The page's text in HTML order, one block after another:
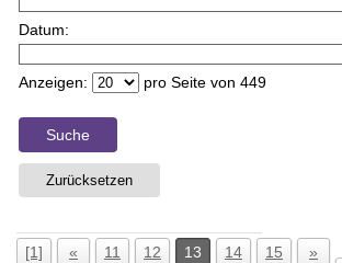
Datum:
Anzeigen: pro Seite von 449
Suche
Zurücksetzen
[1] « 11 12 13 14 15
»